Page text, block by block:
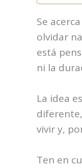
Se
olvidar
está
ni la
La idea
vivir y,
Ten en